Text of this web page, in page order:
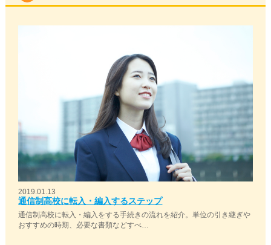
2019.01.13
通信制高校に転入・編入するステップ
通信制高校に転入・編入をする手続きの流れを紹介。単位の引き継ぎや
おすすめの時期、必要な書類などすべ…